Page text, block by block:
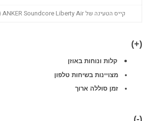
קייס הטעינה של ANKER Soundcore Liberty Air (צילום: גד גניר)
(+)
קלות ונוחות באוזן
מצויינות בשיחות טלפון
זמן סוללה ארוך
(-)